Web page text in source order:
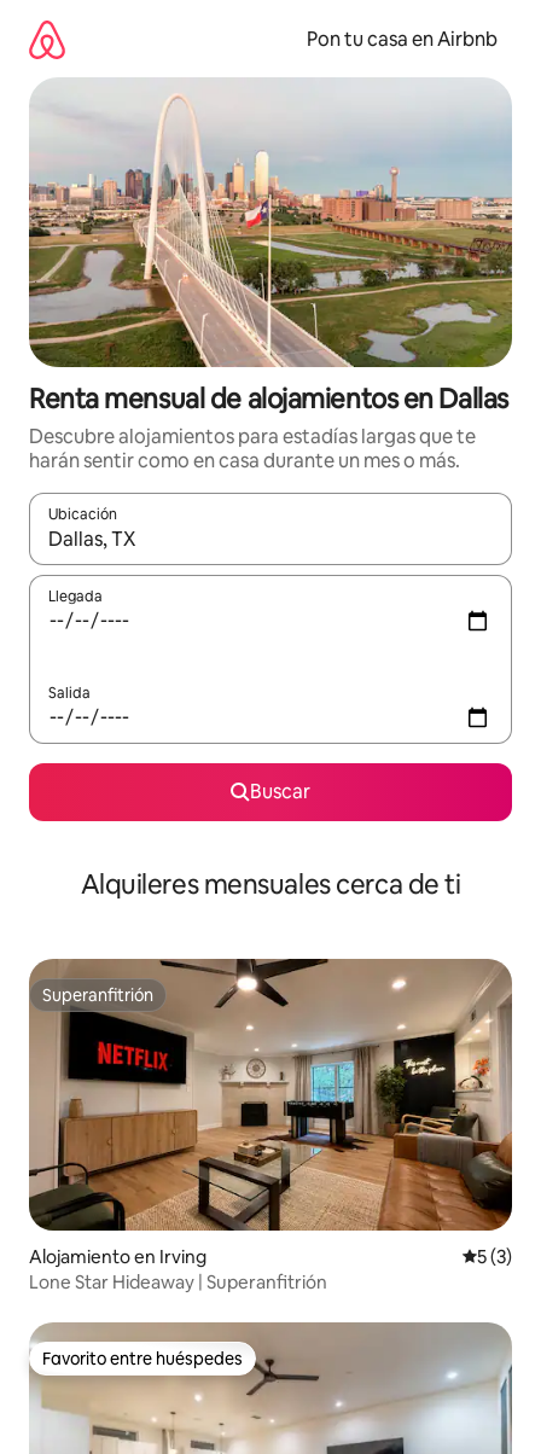
contenido
Pon tu casa en Airbnb
Renta mensual de alojamientos en Dallas
Descubre alojamientos para estadías largas que te
harán sentir como en casa durante un mes o más.
Ubicación
Cuando los resultados estén disponibles, navega con las
Llegada
Salida
Buscar
Alquileres mensuales cerca de ti
Superanfitrión
Superanfitrión
Alojamiento en Irving
5 (3)
Lone Star Hideaway | Superanfitrión
Favorito entre huéspedes
Favorito entre huéspedes